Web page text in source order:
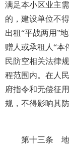
满足本小区业主
的，建设单位不
出租“平战两用”
赠人或承租人“本
民防空相关法律
程范围内。在人
府指令和无偿征
规，不得影响其防
第十三条 地